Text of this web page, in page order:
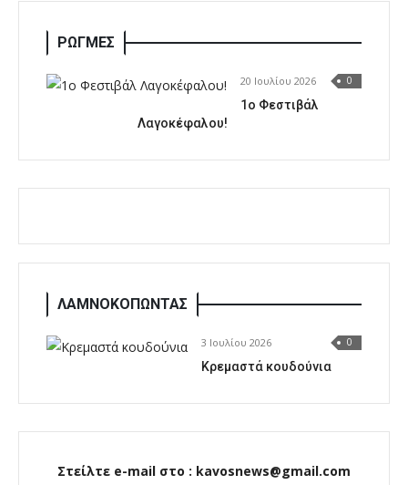
ΡΩΓΜΕΣ
20 Ιουλίου 2026 0
1o Φεστιβάλ
Λαγοκέφαλου!
ΛΑΜΝΟΚΟΠΩΝΤΑΣ
3 Ιουλίου 2026 0
Κρεμαστά κουδούνια
Στείλτε e-mail στο : kavosnews@gmail.com